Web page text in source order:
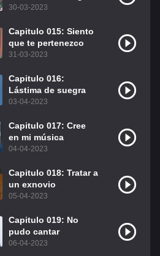
30-03-2023
Capitulo 015: Siento
que te pertenezco
31-03-2023
Capitulo 016:
Lástima de suegra
03-04-2023
Capitulo 017: Cree
en mi música
04-04-2023
Capitulo 018: Tratar a
un exnovio
05-04-2023
Capitulo 019: No
pudo cantar
06-04-2023